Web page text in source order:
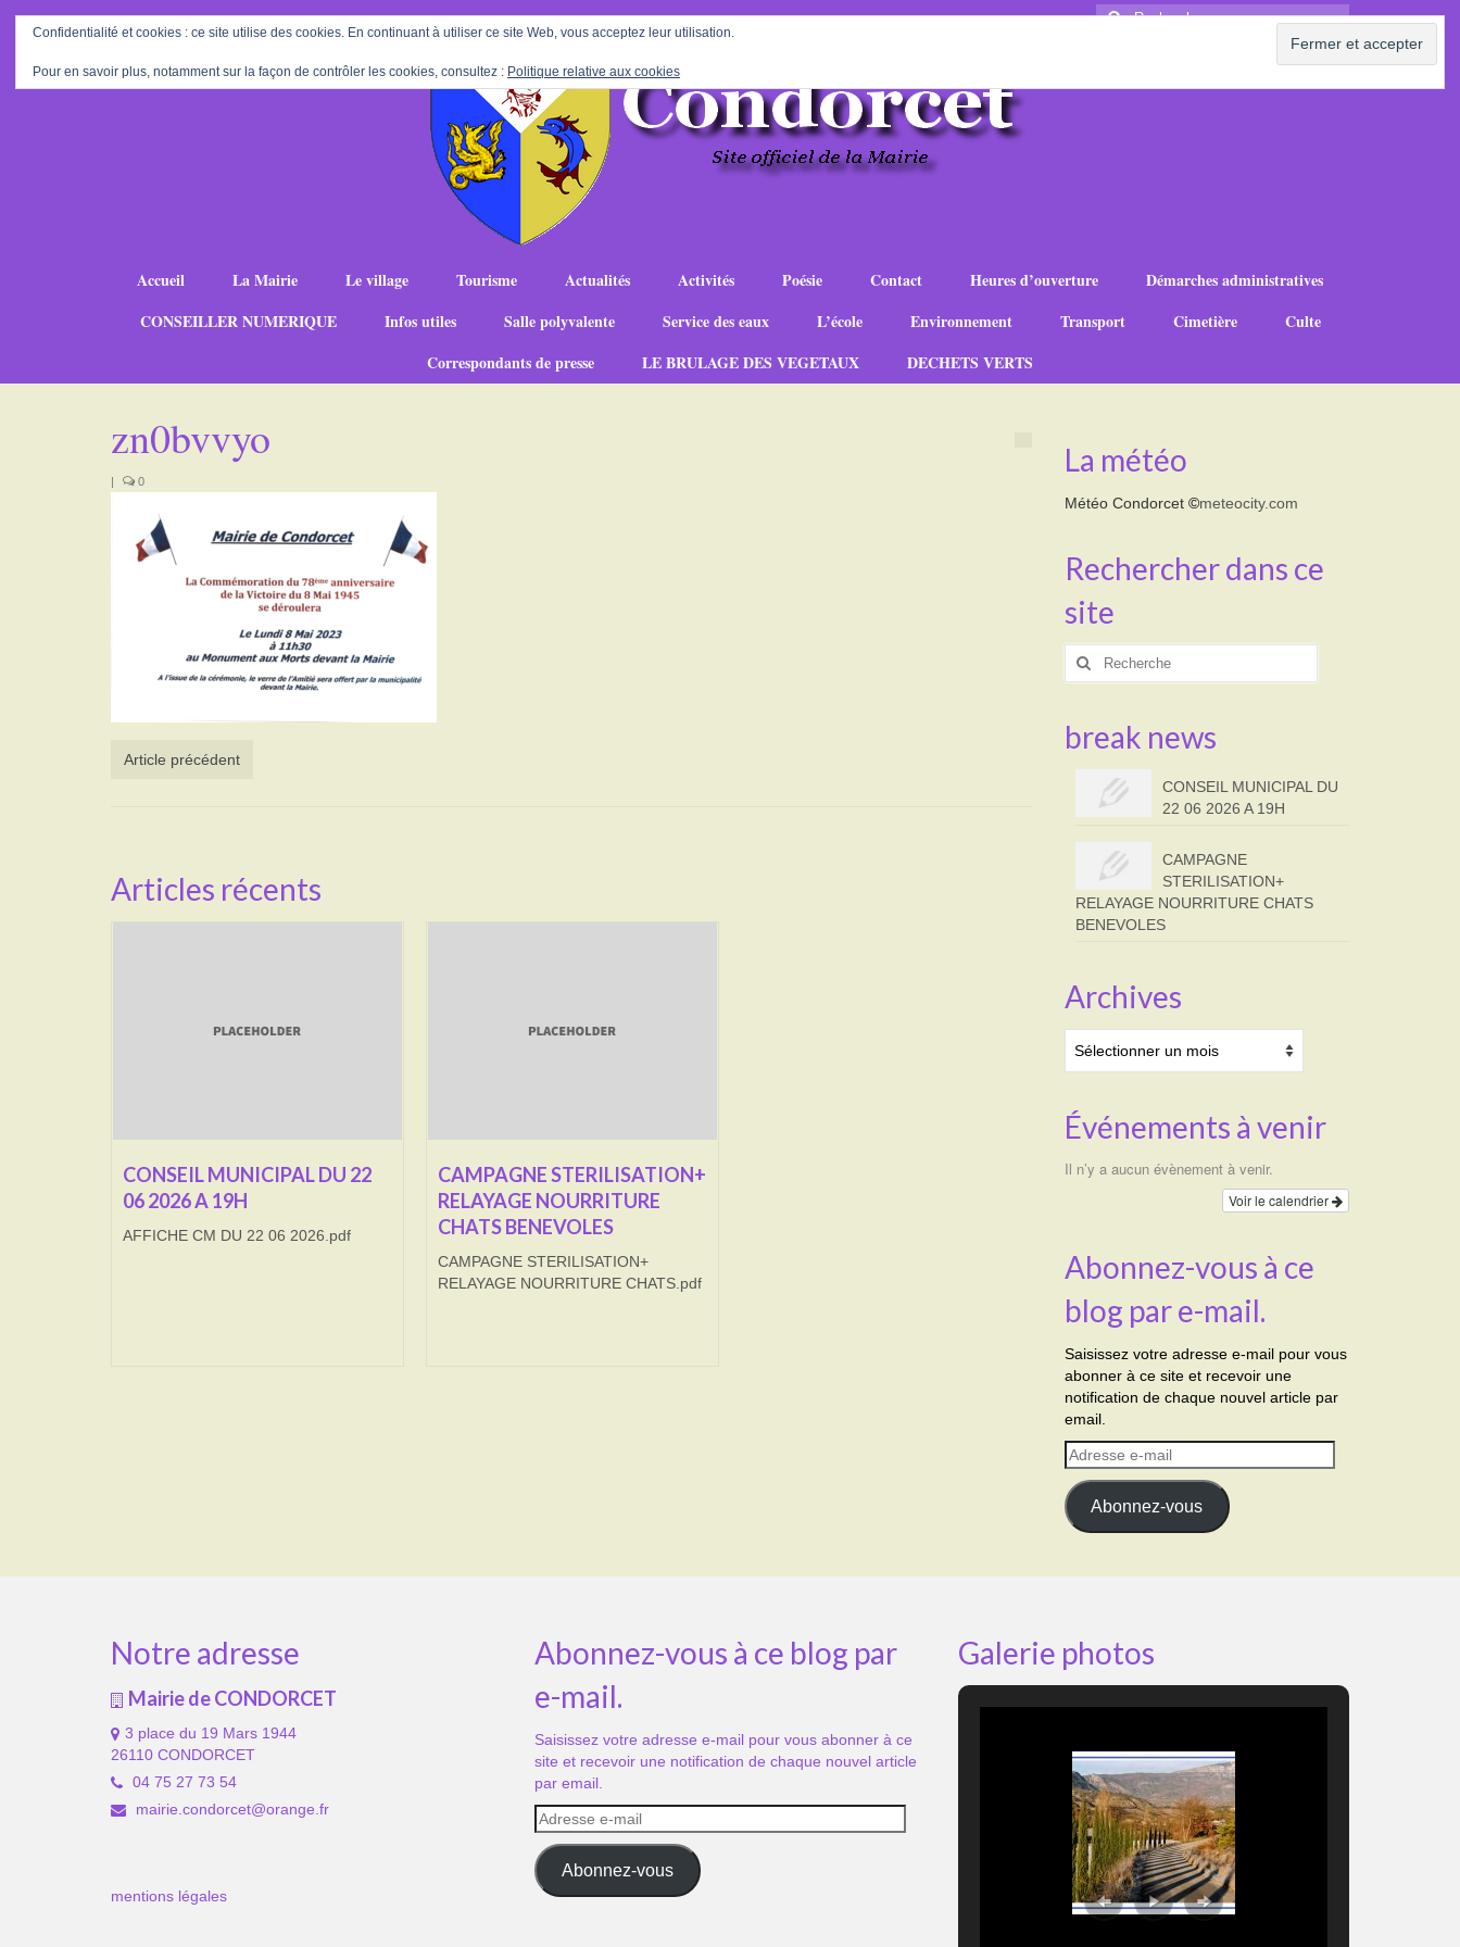
Rechercher
Accueil La Mairie Le village Tourisme Actualités Activités Poésie Contact Heures d’ouverture
Démarches administratives
CONSEILLER NUMERIQUE
Infos utiles Salle polyvalente Service des eaux L’école Environnement Transport Cimetière
Culte
Correspondants de presse
LE BRULAGE DES VEGETAUX DECHETS VERTS
zn0bvvyo
| 0
Article précédent
Articles récents
CONSEIL MUNICIPAL DU 22
06 2026 A 19H
AFFICHE CM DU 22 06 2026.pdf
CAMPAGNE STERILISATION+
RELAYAGE NOURRITURE
CHATS BENEVOLES
CAMPAGNE STERILISATION+
RELAYAGE NOURRITURE CHATS.pdf
La météo
Météo Condorcet©meteocity.com
Rechercher dans ce
site
Rechercher
break news
CONSEIL MUNICIPAL DU
22 06 2026 A 19H
CAMPAGNE
STERILISATION+
RELAYAGE NOURRITURE CHATS
BENEVOLES
Archives
Événements à venir
Il n’y a aucun évènement à venir.
Voir le calendrier
Abonnez-vous à ce
blog par e-mail.
Saisissez votre adresse e-mail pour vous
abonner à ce site et recevoir une
notification de chaque nouvel article par
email.
Adresse
e-
mail
Abonnez-vous
Notre adresse
Mairie de CONDORCET
3 place du 19 Mars 1944
26110 CONDORCET
04 75 27 73 54
mairie.condorcet@orange.fr
mentions légales
Abonnez-vous à ce blog par
e-mail.
Saisissez votre adresse e-mail pour vous abonner à ce
site et recevoir une notification de chaque nouvel article
par email.
Adresse
e-
mail
Abonnez-vous
Galerie photos
Confidentialité et cookies : ce site utilise des cookies. En continuant à utiliser ce site Web, vous acceptez leur utilisation.
Pour en savoir plus, notamment sur la façon de contrôler les cookies, consultez : Politique relative aux cookies